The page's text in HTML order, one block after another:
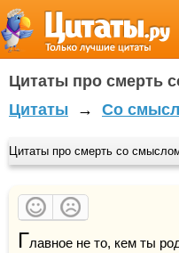
Цитаты про смерть
Цитаты → Со
Цитаты про смерть со
Главное не то, кем ты